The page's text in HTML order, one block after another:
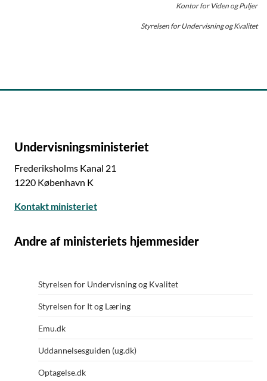
Kontor for Viden og Puljer
Styrelsen for Undervisning og Kvalitet
Undervisningsministeriet
Frederiksholms Kanal 21
1220 København K
Kontakt ministeriet
Andre af ministeriets hjemmesider
Styrelsen for Undervisning og Kvalitet
Styrelsen for It og Læring
Emu.dk
Uddannelsesguiden (ug.dk)
Optagelse.dk